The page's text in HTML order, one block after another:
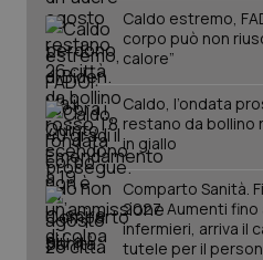
Caldo estremo,
corpo può non
calore”
Caldo, l’ondata
restano da bollino
in giallo
Comparto Sanità.
2027. Aumenti
infermieri, arriva il
tutele per il